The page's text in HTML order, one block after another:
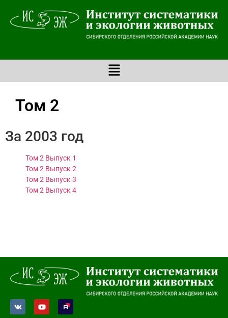
Том 2
За 2003 год
Том 2 Выпуск 1
Том 2 Выпуск 2
Том 2 Выпуск 3
Том 2 Выпуск 4